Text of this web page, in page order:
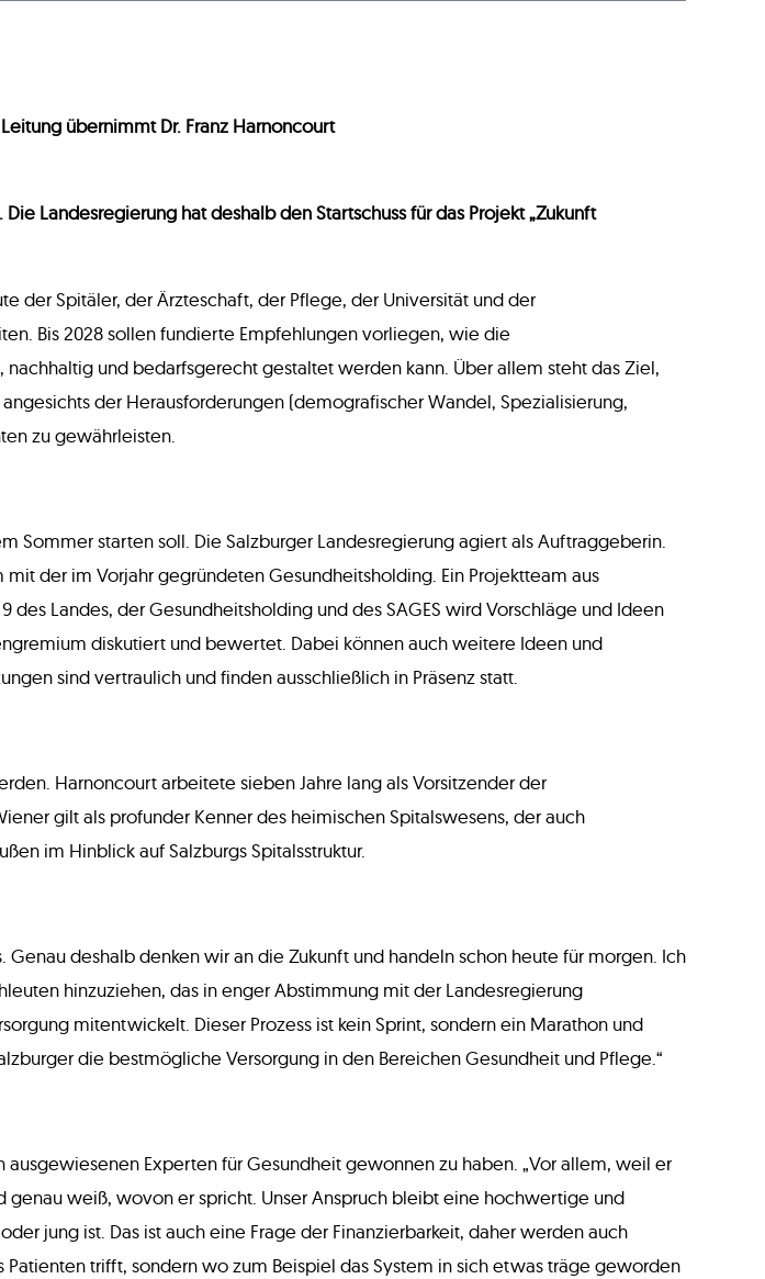
übernimmt Dr. Franz Harnoncourt
Landesregierung hat deshalb den Startschuss für das Projekt „Zukunft
der Spitäler, der Ärzteschaft, der Pflege, der Universität und der
Bis 2028 sollen fundierte Empfehlungen vorliegen, wie die
und bedarfsgerecht gestaltet werden kann. Über allem steht das Ziel,
der Herausforderungen (demografischer Wandel, Spezialisierung,
zu gewährleisten.
starten soll. Die Salzburger Landesregierung agiert als Auftraggeberin.
der im Vorjahr gegründeten Gesundheitsholding. Ein Projektteam aus
Landes, der Gesundheitsholding und des SAGES wird Vorschläge und Ideen
diskutiert und bewertet. Dabei können auch weitere Ideen und
sind vertraulich und finden ausschließlich in Präsenz statt.
Harnoncourt arbeitete sieben Jahre lang als Vorsitzender der
gilt als profunder Kenner des heimischen Spitalswesens, der auch
im Hinblick auf Salzburgs Spitalsstruktur.
deshalb denken wir an die Zukunft und handeln schon heute für morgen. Ich
hinzuziehen, das in enger Abstimmung mit der Landesregierung
mitentwickelt. Dieser Prozess ist kein Sprint, sondern ein Marathon und
die bestmögliche Versorgung in den Bereichen Gesundheit und Pflege.“
Experten für Gesundheit gewonnen zu haben. „Vor allem, weil er
weiß, wovon er spricht. Unser Anspruch bleibt eine hochwertige und
jung ist. Das ist auch eine Frage der Finanzierbarkeit, daher werden auch
trifft, sondern wo zum Beispiel das System in sich etwas träge geworden